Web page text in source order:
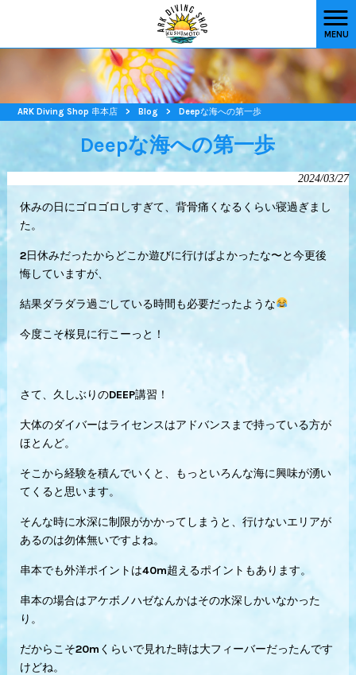
MENU
ARK Diving Shop 串本店 > Blog > Deepな海への第一歩
Deepな海への第一歩
2024/03/27
休みの日にゴロゴロしすぎて、背骨痛くなるくらい寝過ぎまし
た。
2日休みだったからどこか遊びに行けばよかったな〜と今更後
悔していますが、
結果ダラダラ過ごしている時間も必要だったような
今度こそ桜見に行こーっと！
さて、久しぶりのDEEP講習！
大体のダイバーはライセンスはアドバンスまで持っている方が
ほとんど。
そこから経験を積んでいくと、もっといろんな海に興味が湧い
てくると思います。
そんな時に水深に制限がかかってしまうと、行けないエリアが
あるのは勿体無いですよね。
串本でも外洋ポイントは40m超えるポイントもあります。
串本の場合はアケボノハゼなんかはその水深しかいなかった
り。
だからこそ20mくらいで見れた時は大フィーバーだったんです
けどね。